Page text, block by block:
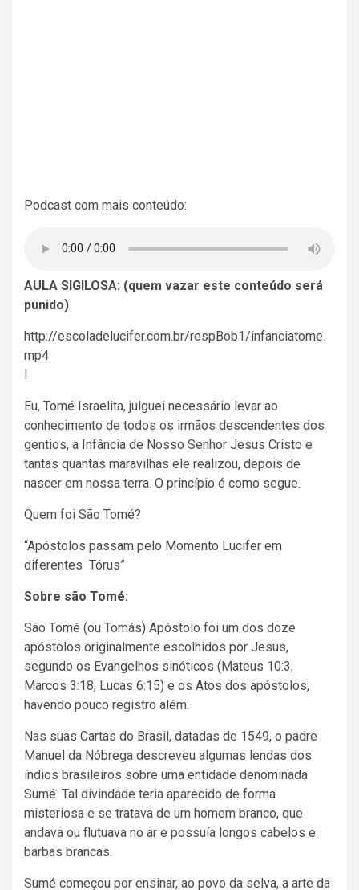
Podcast com mais conteúdo:
AULA SIGILOSA: (quem vazar este conteúdo será
punido)
http://escoladelucifer.com.br/respBob1/infanciatome.
mp4
I
Eu, Tomé Israelita, julguei necessário levar ao
conhecimento de todos os irmãos descendentes dos
gentios, a Infância de Nosso Senhor Jesus Cristo e
tantas quantas maravilhas ele realizou, depois de
nascer em nossa terra. O princípio é como segue.
Quem foi São Tomé?
“Apóstolos passam pelo Momento Lucifer em
diferentes Tórus”
Sobre são Tomé:
São Tomé (ou Tomás) Apóstolo foi um dos doze
apóstolos originalmente escolhidos por Jesus,
segundo os Evangelhos sinóticos (Mateus 10:3,
Marcos 3:18, Lucas 6:15) e os Atos dos apóstolos,
havendo pouco registro além.
Nas suas Cartas do Brasil, datadas de 1549, o padre
Manuel da Nóbrega descreveu algumas lendas dos
índios brasileiros sobre uma entidade denominada
Sumé. Tal divindade teria aparecido de forma
misteriosa e se tratava de um homem branco, que
andava ou flutuava no ar e possuía longos cabelos e
barbas brancas.
Sumé começou por ensinar, ao povo da selva, a arte da